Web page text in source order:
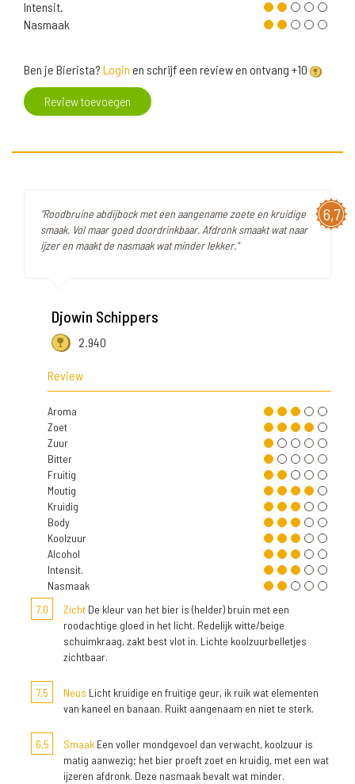
Intensit.
Nasmaak
Ben je Bierista? Login en schrijf een review en ontvang +10
Review toevoegen
6,7
"Roodbruine abdijbock met een aangename zoete en kruidige
smaak. Vol maar goed doordrinkbaar. Afdronk smaakt wat naar
ijzer en maakt de nasmaak wat minder lekker."
Djowin Schippers
2.940
Review
Aroma
Zoet
Zuur
Bitter
Fruitig
Moutig
Kruidig
Body
Koolzuur
Alcohol
Intensit.
Nasmaak
7,0
Zicht De kleur van het bier is (helder) bruin met een
roodachtige gloed in het licht. Redelijk witte/beige
schuimkraag, zakt best vlot in. Lichte koolzuurbelletjes
zichtbaar.
7,5 Neus Licht kruidige en fruitige geur, ik ruik wat elementen
van kaneel en banaan. Ruikt aangenaam en niet te sterk.
6,5 Smaak Een voller mondgevoel dan verwacht, koolzuur is
matig aanwezig; het bier proeft zoet en kruidig, met een wat
ijzeren afdronk. Deze nasmaak bevalt wat minder.